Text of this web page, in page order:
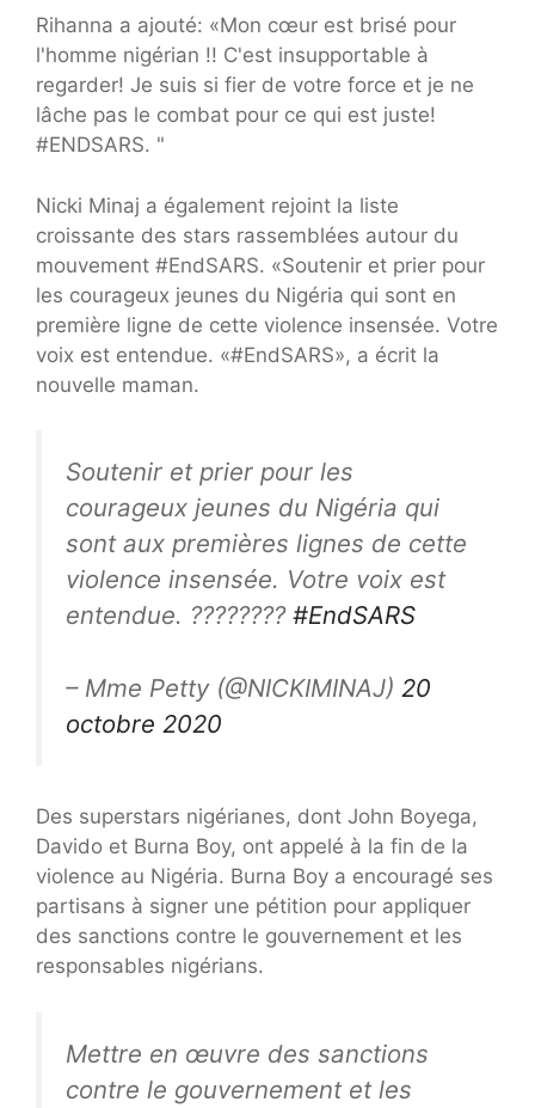
Rihanna a ajouté: «Mon cœur est brisé pour
l'homme nigérian !! C'est insupportable à
regarder! Je suis si fier de votre force et je ne
lâche pas le combat pour ce qui est juste!
#ENDSARS. "
Nicki Minaj a également rejoint la liste
croissante des stars rassemblées autour du
mouvement #EndSARS. «Soutenir et prier pour
les courageux jeunes du Nigéria qui sont en
première ligne de cette violence insensée. Votre
voix est entendue. «#EndSARS», a écrit la
nouvelle maman.
Soutenir et prier pour les
courageux jeunes du Nigéria qui
sont aux premières lignes de cette
violence insensée. Votre voix est
entendue. ???????? #EndSARS
– Mme Petty (@NICKIMINAJ) 20
octobre 2020
Des superstars nigérianes, dont John Boyega,
Davido et Burna Boy, ont appelé à la fin de la
violence au Nigéria. Burna Boy a encouragé ses
partisans à signer une pétition pour appliquer
des sanctions contre le gouvernement et les
responsables nigérians.
Mettre en œuvre des sanctions
contre le gouvernement et les